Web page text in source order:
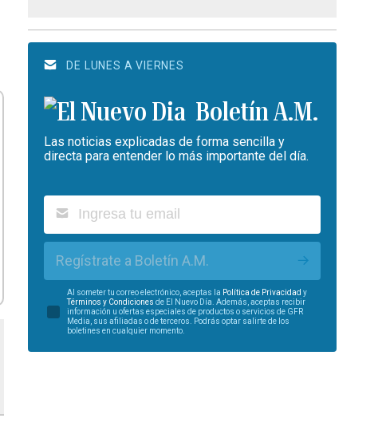
DE LUNES A VIERNES
Boletín A.M.
Las noticias explicadas de forma sencilla y
directa para entender lo más importante del día.
Regístrate a Boletín A.M.
Al someter tu correo electrónico, aceptas la Política de Privacidad y
Términos y Condiciones de El Nuevo Día. Además, aceptas recibir
información u ofertas especiales de productos o servicios de GFR
Media, sus afiliadas o de terceros. Podrás optar salirte de los
boletines en cualquier momento.